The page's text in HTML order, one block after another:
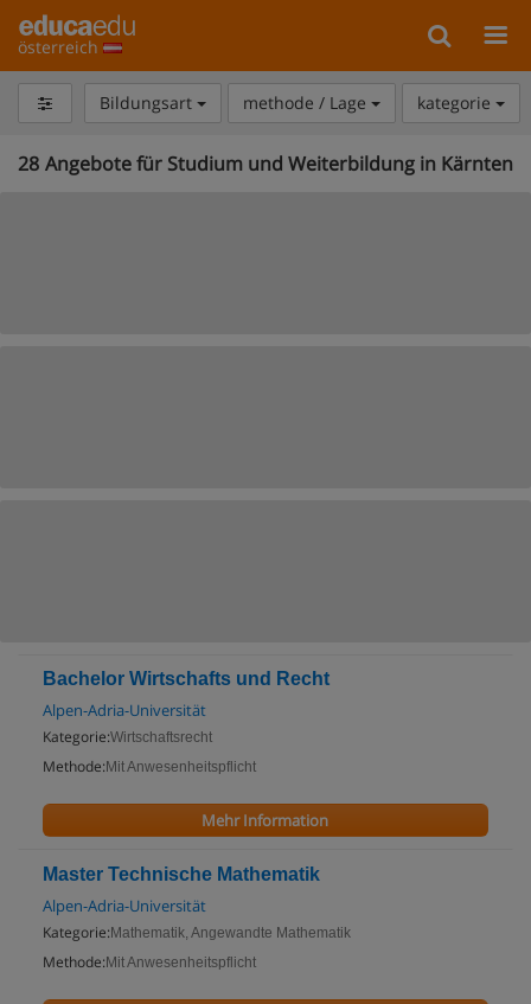
österreich
Bildungsart methode / Lage kategorie
28 Angebote für Studium und Weiterbildung in Kärnten
Bachelor Wirtschafts und Recht
Alpen-Adria-Universität
Kategorie:Wirtschaftsrecht
Methode: Mit Anwesenheitspflicht
Mehr Information
Master Technische Mathematik
Alpen-Adria-Universität
Kategorie: Mathematik, Angewandte Mathematik
Methode: Mit Anwesenheitspflicht